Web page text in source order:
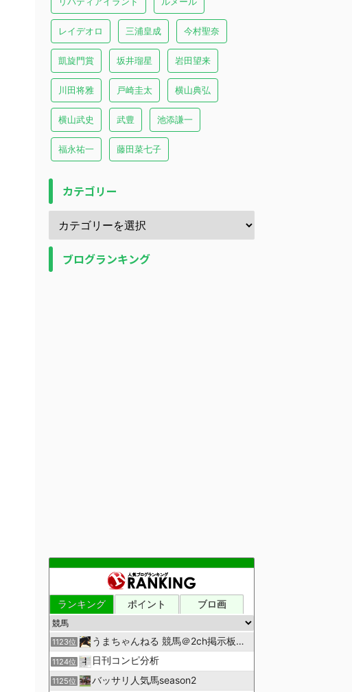
レイデオロ 三浦皇成 今村聖奈
凱旋門賞 坂井瑠星 岩田望来
川田将雅 戸崎圭太 横山典弘
横山武史 武豊 池添謙一
福永祐一 藤田菜七子
カテゴリー
ブログランキング
ランキング ポイント ブロ画
1123位 うまちゃんねる 競馬＠2ch掲示板まとめ
1124位 日刊コンピ分析
1125位 バッサリ人気馬season2